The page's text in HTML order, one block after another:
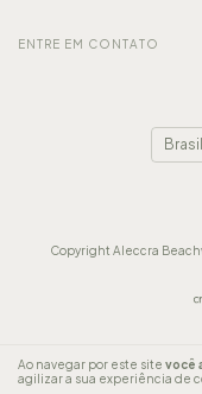
Ao navegar por este site você
agilizar a sua experiência de
ENTRE EM CONTATO
Copyright Aleccra